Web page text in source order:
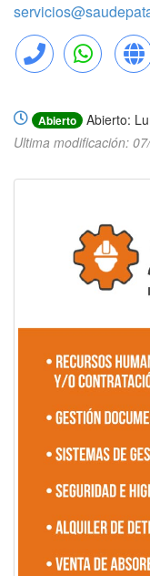
Llamar WhatsApp Web
Abierto
Abierto:
Ultima modificación: